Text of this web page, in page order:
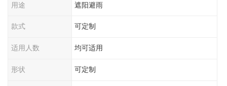
用途 遮阳避雨
款式 可定制
适用人数 均可适用
形状 可定制